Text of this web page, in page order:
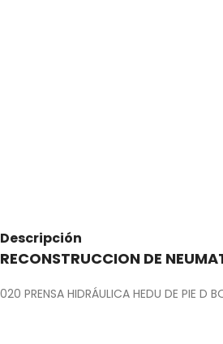
Descripción
RECONSTRUCCION DE
020 PRENSA HIDRÁULICA HEDU DE PIE D